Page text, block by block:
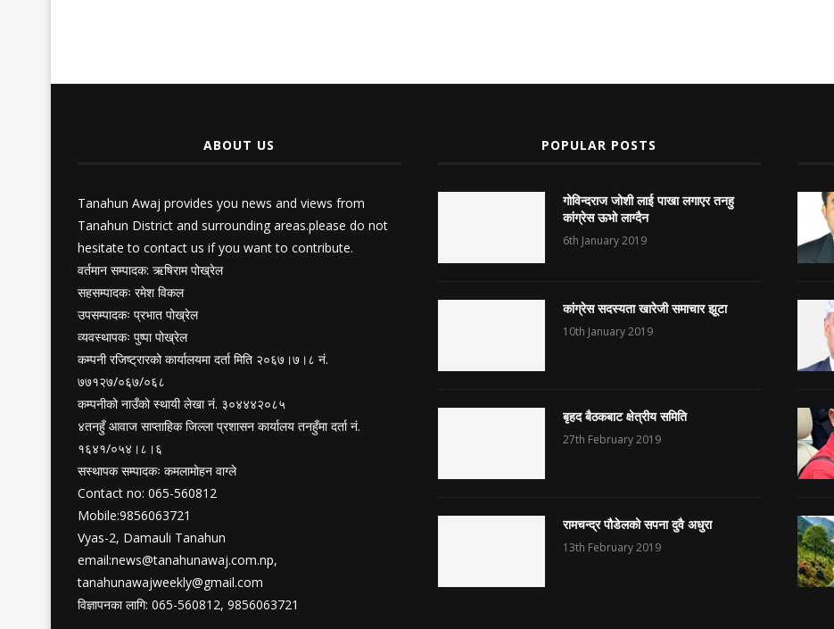
ABOUT US
Tanahun Awaj provides you news and views from
Tanahun District and surrounding areas.please do not
hesitate to contact us if you want to contribute.
वर्तमान सम्पादक: ऋषिराम पोख्रेल
सहसम्पादकः रमेश विकल
उपसम्पादकः प्रभात पोख्रेल
व्यवस्थापकः पुष्पा पोख्रेल
कम्पनी रजिष्ट्रारको कार्यालयमा दर्ता मिति २०६७।७।८ नं.
७७१२७/०६७/०६८
कम्पनीको नाउँको स्थायी लेखा नं. ३०४४४२०८५
४तनहुँ आवाज साप्ताहिक जिल्ला प्रशासन कार्यालय तनहुँमा दर्ता नं.
१६४१/०५४।८।६
सस्थापक सम्पादकः कमलामोहन वाग्ले
Contact no: 065-560812
Mobile:9856063721
Vyas-2, Damauli Tanahun
email:news@tanahunawaj.com.np,
tanahunawajweekly@gmail.com
विज्ञापनका लागि: 065-560812, 9856063721
POPULAR POSTS
गोविन्दराज जोशी लाई पाखा लगाएर तनहु
कांग्रेस ऊभो लाग्दैन
6th January 2019
कांग्रेस सदस्यता खारेजी समाचार झूटा
10th January 2019
बृहद बैठकबाट क्षेत्रीय समिति
27th February 2019
रामचन्द्र पौडेलको सपना दुवै अधुरा
13th February 2019